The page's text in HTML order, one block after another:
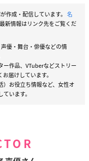
作成・配信しています。 名
新情報はリンク先をご覧くだ
優・舞台・俳優などの情
ー作品、VTuberなどストリー
届けしています。
）お役立ち情報など、女性オ
います。